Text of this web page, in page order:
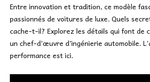
Entre innovation et tradition, ce modèle
passionnés de voitures de luxe. Quels
cache-t-il? Explorez les détails qui font de
un chef-d’œuvre d’ingénierie automobile.
performance est ici.